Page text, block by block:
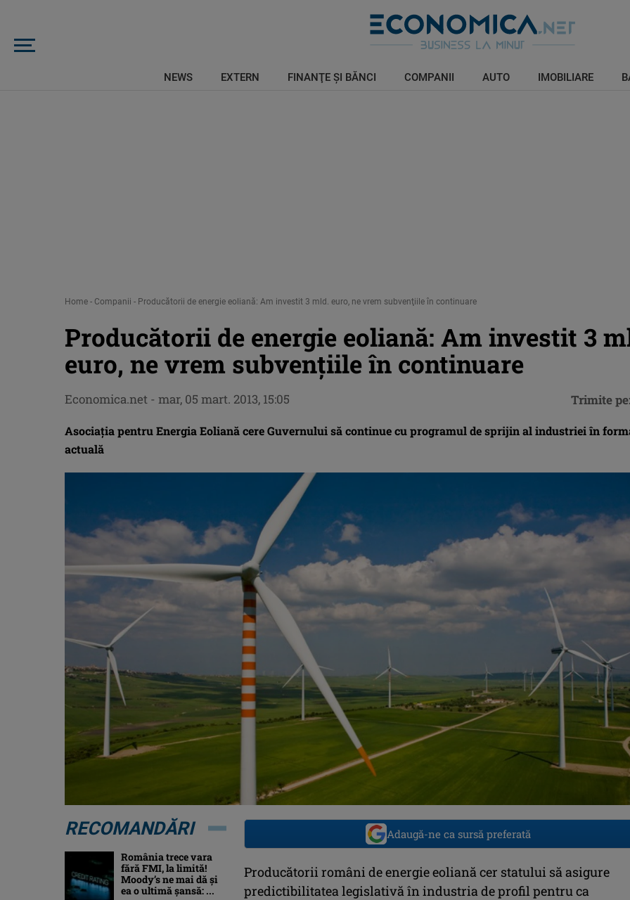
NEWS EXTERN FINANŢE ŞI BĂNCI COMPANII AUTO IMOBILIARE
Home - Companii - Producătorii de energie eoliană: Am investit 3 mld. euro, ne vrem subvenţiile în continuare
Producătorii de energie eoliană: Am investit 3
euro, ne vrem subvenţiile în continuare
Asociaţia pentru Energia Eoliană cere Guvernului să continue cu programul de sprijin al industriei în
actuală
Economica.net - mar, 05 mart. 2013, 15:05 Trimite
Adaugă-ne ca sursă preferată
Producătorii români de energie eoliană cer statului să asigure
predictibilitatea legislativă în industria de profil pentru ca
RECOMANDĂRI
România trece vara
fără FMI, la limită!
Moody’s ne mai dă și
ea o ultimă șansă: ...